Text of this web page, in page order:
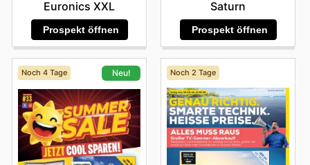
Euronics XXL
Prospekt öffnen
Saturn
Prospekt öffnen
Noch 4 Tage Neu! Noch 2 Tage